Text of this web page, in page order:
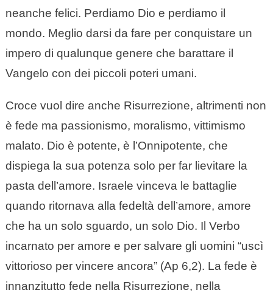
neanche felici. Perdiamo Dio e perdiamo il
mondo. Meglio darsi da fare per conquistare un
impero di qualunque genere che barattare il
Vangelo con dei piccoli poteri umani.
Croce vuol dire anche Risurrezione, altrimenti non
è fede ma passionismo, moralismo, vittimismo
malato. Dio è potente, è l’Onnipotente, che
dispiega la sua potenza solo per far lievitare la
pasta dell’amore. Israele vinceva le battaglie
quando ritornava alla fedeltà dell’amore, amore
che ha un solo sguardo, un solo Dio. Il Verbo
incarnato per amore e per salvare gli uomini “uscì
vittorioso per vincere ancora” (Ap 6,2). La fede è
innanzitutto fede nella Risurrezione, nella